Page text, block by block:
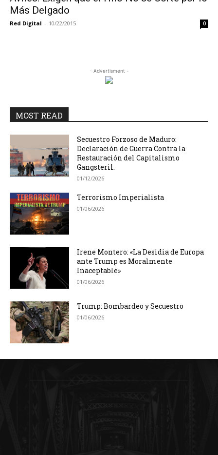
Más Delgado
Red Digital - 10/22/2015 0
- Advertisment -
MOST READ
Secuestro Forzoso de Maduro:
Declaración de Guerra Contra la
Restauración del Capitalismo
Gangsteril.
01/12/2026
Terrorismo Imperialista
01/06/2026
Irene Montero: «La Desidia de Europa
ante Trump es Moralmente
Inaceptable»
01/06/2026
Trump: Bombardeo y Secuestro
01/06/2026